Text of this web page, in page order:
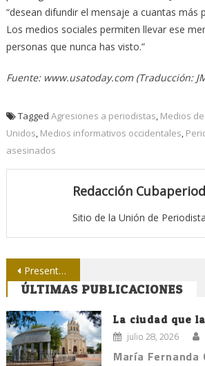
“desean difundir el mensaje a cuantas más
Los medios sociales permiten llevar ese
personas que nunca has visto.”
Fuente: www.usatoday.com (Traducción:
Tagged Agresiones a periodistas, Medios
Unidos, Medios informativos occidentales,
asesinados
Redacción
Sitio de la Unión de
Navegación
de
entradas
Presentan en Buenos Aires exposición gráfica sobre Fidel
ÚLTIMAS PUBLICACIONES
La ciudad que
julio 28, 2026
María Fernanda